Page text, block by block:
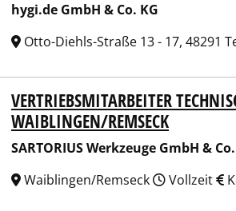
hygi.de GmbH & Co. KG
Otto-Diehls-Straße 13 - 17, 48291
GmbH & Co. KG
VERTRIEBSMITARBEITER
IBLINGEN/REMSECK
SARTORIUS Werkzeuge GmbH &
Waiblingen/Remseck
Vollzeit